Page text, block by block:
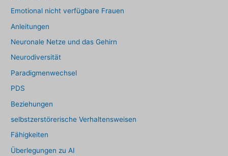
Emotional nicht verfügbare Frauen
Anleitungen
Neuronale Netze und das Gehirn
Neurodiversität
Paradigmenwechsel
PDS
Beziehungen
selbstzerstörerische Verhaltensweisen
Fähigkeiten
Überlegungen zu AI